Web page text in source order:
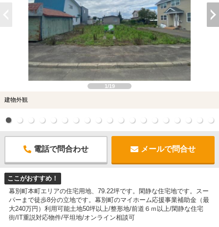
1/19
建物外観
電話で問合わせ メールで問合せ
ここがおすすめ！
幕別町本町エリアの住宅用地、79.22坪です。閑静な住宅地です。スー
パーまで徒歩8分の立地です。幕別町のマイホーム応援事業補助金（最
大240万円）利用可能土地50坪以上/整形地/前道６ｍ以上/閑静な住宅
街/IT重説対応物件/平坦地/オンライン相談可